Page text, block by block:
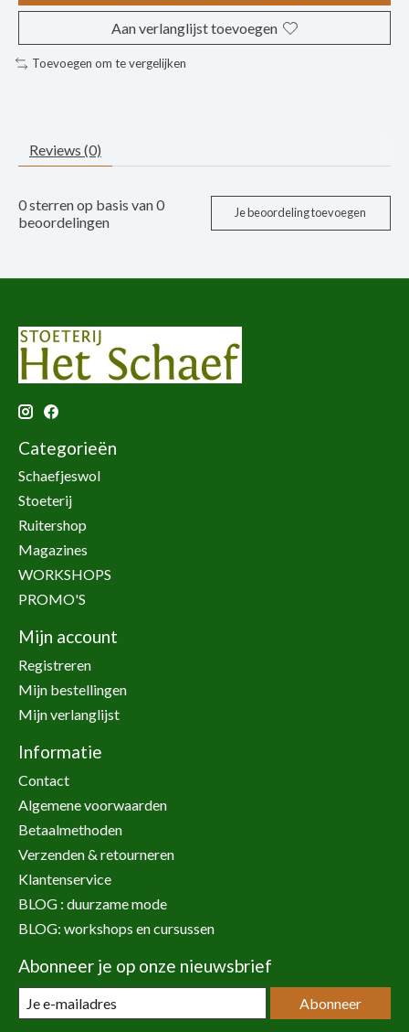
Aan verlanglijst toevoegen
Toevoegen om te vergelijken
Reviews (0)
0sterren op basis van0
beoordelingen
Je beoordeling toevoegen
Categorieën
Schaefjeswol
Stoeterij
Ruitershop
Magazines
WORKSHOPS
PROMO'S
Mijn account
Registreren
Mijn bestellingen
Mijn verlanglijst
Informatie
Contact
Algemene voorwaarden
Betaalmethoden
Verzenden & retourneren
Klantenservice
BLOG : duurzame mode
BLOG: workshops en cursussen
Abonneer je op onze nieuwsbrief
Abonneer